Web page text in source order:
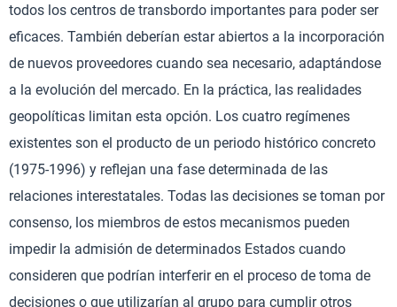
todos los centros de transbordo importantes para poder ser
eficaces. También deberían estar abiertos a la incorporación
de nuevos proveedores cuando sea necesario, adaptándose
a la evolución del mercado. En la práctica, las realidades
geopolíticas limitan esta opción. Los cuatro regímenes
existentes son el producto de un periodo histórico concreto
(1975-1996) y reflejan una fase determinada de las
relaciones interestatales. Todas las decisiones se toman por
consenso, los miembros de estos mecanismos pueden
impedir la admisión de determinados Estados cuando
consideren que podrían interferir en el proceso de toma de
decisiones o que utilizarían al grupo para cumplir otros